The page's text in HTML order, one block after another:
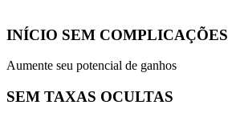
INÍCIO SEM COMPLICAÇÕES
Aumente seu potencial de ganhos
SEM TAXAS OCULTAS